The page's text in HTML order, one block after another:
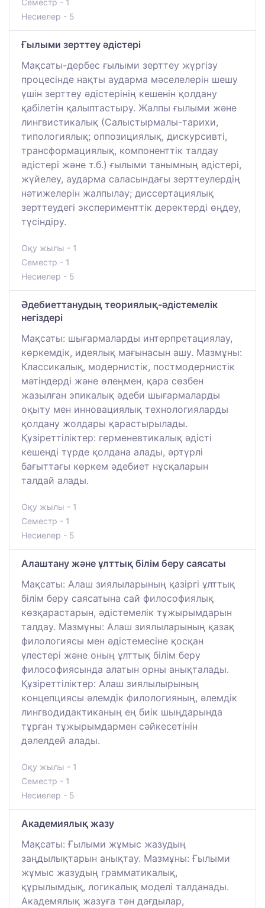
Семестр - 1
Несиелер - 5
Ғылыми зерттеу әдістері
Мақсаты-дербес ғылыми зерттеу жүргізу
процесінде нақты аударма мәселелерін шешу
үшін зерттеу әдістерінің кешенін қолдану
қабілетін қалыптастыру. Жалпы ғылыми және
лингвистикалық (Салыстырмалы-тарихи,
типологиялық; оппозициялық, дискурсивті,
трансформациялық, компоненттік талдау
әдістері және т.б.) ғылыми танымның әдістері,
жүйелеу, аударма саласындағы зерттеулердің
нәтижелерін жалпылау; диссертациялық
зерттеудегі эксперименттік деректерді өңдеу,
түсіндіру.
Оқу жылы - 1
Семестр - 1
Несиелер - 5
Әдебиеттанудың теориялық-әдістемелік
негіздері
Мақсаты: шығармаларды интерпретациялау,
көркемдік, идеялық мағынасын ашу. Мазмұны:
Классикалық, модернистік, постмодернистік
мәтіндерді және өлеңмен, қара сөзбен
жазылған эпикалық әдеби шығармаларды
оқыту мен инновациялық технологияларды
қолдану жолдары қарастырылады.
Құзіреттіліктер: герменевтикалық әдісті
кешенді түрде қолдана алады, әртүрлі
бағыттағы көркем әдебиет нұсқаларын
талдай алады.
Оқу жылы - 1
Семестр - 1
Несиелер - 5
Алаштану және ұлттық білім беру саясаты
Мақсаты: Алаш зиялыларының қазіргі ұлттық
білім беру саясатына сай философиялық
көзқарастарын, әдістемелік тұжырымдарын
талдау. Мазмұны: Алаш зиялыларының қазақ
филологиясы мен әдістемесіне қосқан
үлестері және оның ұлттық білім беру
философиясында алатын орны анықталады.
Құзіреттіліктер: Алаш зиялылырының
концепциясы әлемдік филологияның, әлемдік
лингводидактиканың ең биік шыңдарында
тұрған тұжырымдармен сәйкесетінін
дәлелдей алады.
Оқу жылы - 1
Семестр - 1
Несиелер - 5
Академиялық жазу
Мақсаты: Ғылыми жұмыс жазудың
заңдылықтарын анықтау. Мазмұны: Ғылыми
жұмыс жазудың грамматикалық,
құрылымдық, логикалық моделі талданады.
Академялық жазуға тән дағдылар,